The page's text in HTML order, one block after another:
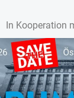
In Kooperation